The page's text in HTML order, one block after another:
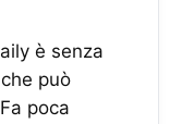
è senza
può
poca